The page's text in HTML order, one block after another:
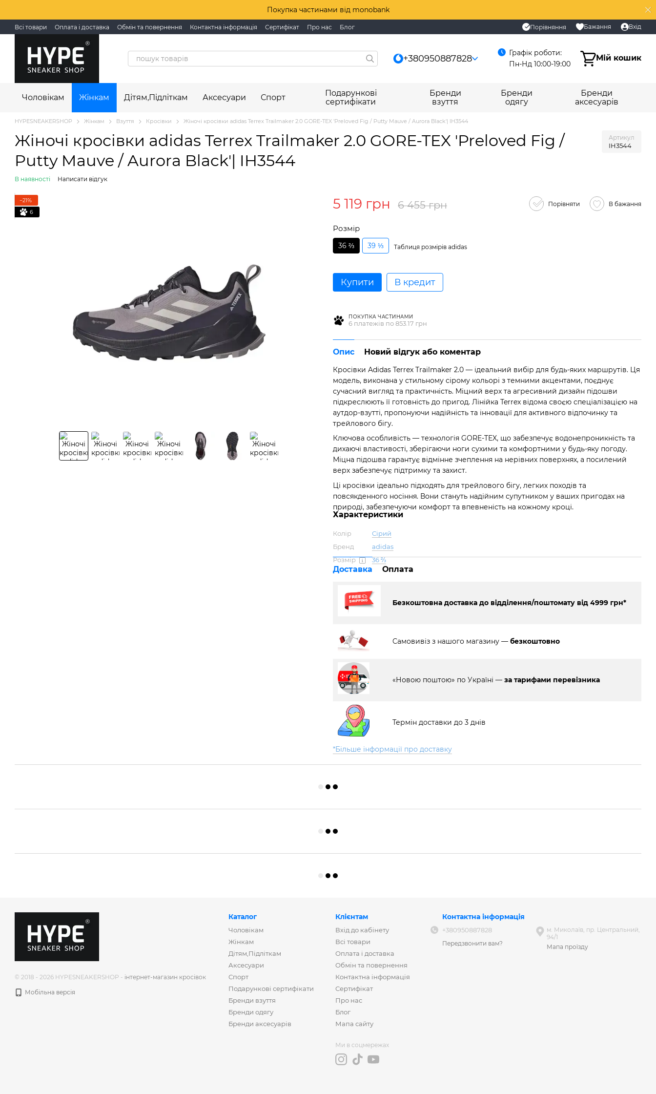
Покупка частинами від monobank
Всі товари Оплата і доставка Обмін та повернення Контактна інформація Сертифікат Про нас Блог Порівняння Бажання Вхід
+380950887828
Графік роботи:
Пн-Нд 10:00-19:00
Мій кошик
Чоловікам Жінкам Дітям,Підліткам Аксесуари Спорт
Подарункові
сертифікати
Бренди
взуття
Бренди
одягу
Бренди
аксесуарів
HYPESNEAKERSHOP Жінкам Взуття Кросівки Жіночі кросівки adidas Terrex Trailmaker 2.0 GORE-TEX 'Preloved Fig / Putty Mauve / Aurora Black'| IH3544
Жіночі кросівки adidas Terrex Trailmaker 2.0 GORE-TEX 'Preloved Fig /
Putty Mauve / Aurora Black'| IH3544
Артикул
IH3544
В наявності Написати відгук
−21%
6
5 119 грн 6 455 грн Порівняти В бажання
Розмір
36 ⅔ 39 ⅓ Таблиця розмірів adidas
Купити В кредит
ПОКУПКА ЧАСТИНАМИ
6 платежів по 853.17 грн
Опис Новий відгук або коментар
Кросівки Adidas Terrex Trailmaker 2.0 — ідеальний вибір для будь-яких маршрутів. Ця
модель, виконана у стильному сірому кольорі з темними акцентами, поєднує
сучасний вигляд та практичність. Міцний верх та агресивний дизайн підошви
підкреслюють її готовність до пригод. Лінійка Terrex відома своєю спеціалізацією на
аутдор-взутті, пропонуючи надійність та інновації для активного відпочинку та
трейлового бігу.
Ключова особливість — технологія GORE-TEX, що забезпечує водонепроникність та
дихаючі властивості, зберігаючи ноги сухими та комфортними у будь-яку погоду.
Міцна підошва гарантує відмінне зчеплення на нерівних поверхнях, а посилений
верх забезпечує підтримку та захист.
Ці кросівки ідеально підходять для трейлового бігу, легких походів та
повсякденного носіння. Вони стануть надійним супутником у ваших пригодах на
природі, забезпечуючи комфорт та впевненість на кожному кроці.
Характеристики
Колір
Сірий
Бренд
adidas
Розмір
36 ⅔
Доставка Оплата
Безкоштовна доставка до відділення/поштомату від 4999 грн*
Самовивіз з нашого магазину — безкоштовно
«Новою поштою» по Україні — за тарифами перевізника
Термін доставки до 3 днів
*Більше інформації про доставку
© 2018 - 2026 HYPESNEAKERSHOP - інтернет-магазин кросівок
Мобільна версія
Каталог
Чоловікам
Жінкам
Дітям,Підліткам
Аксесуари
Спорт
Подарункові сертифікати
Бренди взуття
Бренди одягу
Бренди аксесуарів
Клієнтам
Вхід до кабінету
Всі товари
Оплата і доставка
Обмін та повернення
Контактна інформація
Сертифікат
Про нас
Блог
Мапа сайту
Ми в соцмережах
Контактна інформація
+380950887828
Передзвонити вам?
м. Миколаїв, пр. Центральний,
94/1
Мапа проїзду